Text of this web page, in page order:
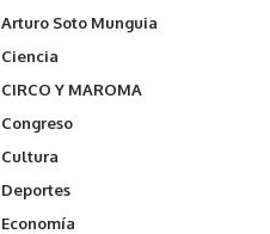
Arturo Soto Munguia
Ciencia
CIRCO Y MAROMA
Congreso
Cultura
Deportes
Economía